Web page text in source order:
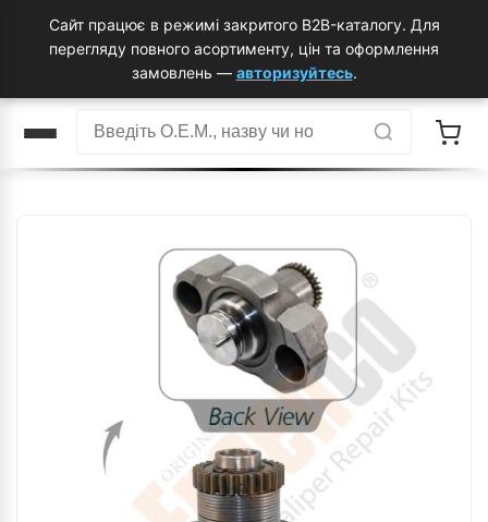
Сайт працює в режимі закритого B2B-каталогу. Для
перегляду повного асортименту, цін та оформлення
замовлень — авторизуйтесь.